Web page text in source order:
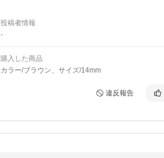
投稿者情報
-
購入した商品
カラー/ブラウン、サイズ/14mm
違反報告